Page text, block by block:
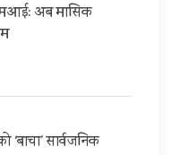
अब मासिक
‘बाचा’ सार्वजनिक